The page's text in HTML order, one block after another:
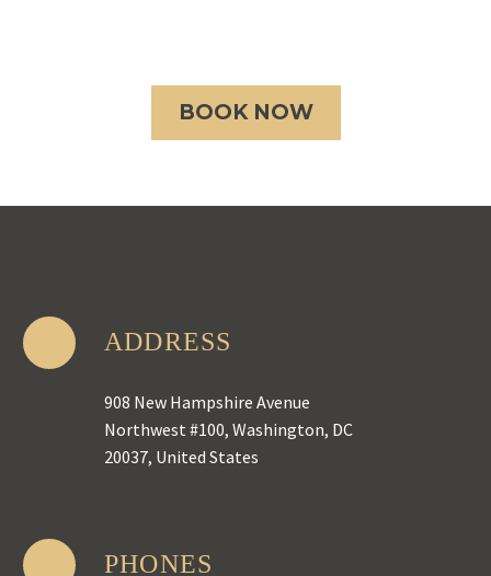
BOOK NOW
ADDRESS
908 New Hampshire Avenue
Northwest #100, Washington, DC
20037, United States
PHONES